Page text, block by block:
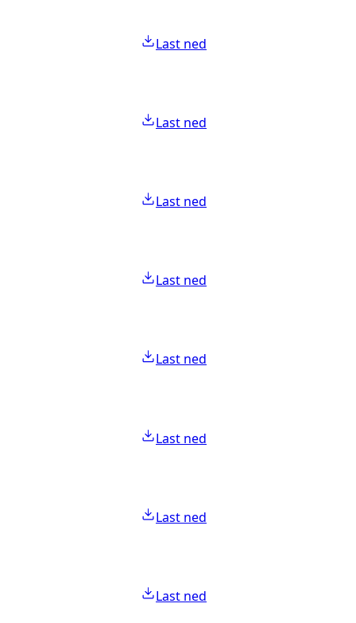
Last ned
Last ned
Last ned
Last ned
Last ned
Last ned
Last ned
Last ned